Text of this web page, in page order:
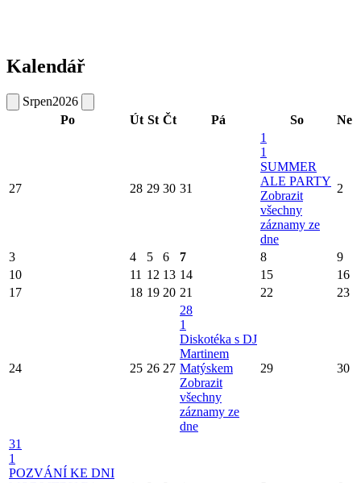
Kalendář
Srpen2026
Po
Út St Čt Pá So Ne
27 28 29 30 31
1
1
SUMMER
ALE PARTY
Zobrazit
všechny
záznamy ze
dne
2
3 4 5 6 7 8
9
10
11 12 13 14 15
16
17
18 19 20 21 22 23
24 25 26 27
28
1
Diskotéka s DJ
Martinem
Matýskem
Zobrazit
všechny
záznamy ze
dne
29 30
31
1
POZVÁNÍ KE DNI